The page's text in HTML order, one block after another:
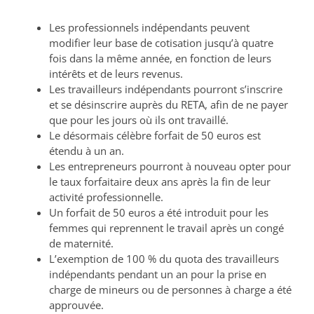
Les professionnels indépendants peuvent
modifier leur base de cotisation jusqu’à quatre
fois dans la même année, en fonction de leurs
intérêts et de leurs revenus.
Les travailleurs indépendants pourront s’inscrire
et se désinscrire auprès du RETA, afin de ne payer
que pour les jours où ils ont travaillé.
Le désormais célèbre forfait de 50 euros est
étendu à un an.
Les entrepreneurs pourront à nouveau opter pour
le taux forfaitaire deux ans après la fin de leur
activité professionnelle.
Un forfait de 50 euros a été introduit pour les
femmes qui reprennent le travail après un congé
de maternité.
L’exemption de 100 % du quota des travailleurs
indépendants pendant un an pour la prise en
charge de mineurs ou de personnes à charge a été
approuvée.